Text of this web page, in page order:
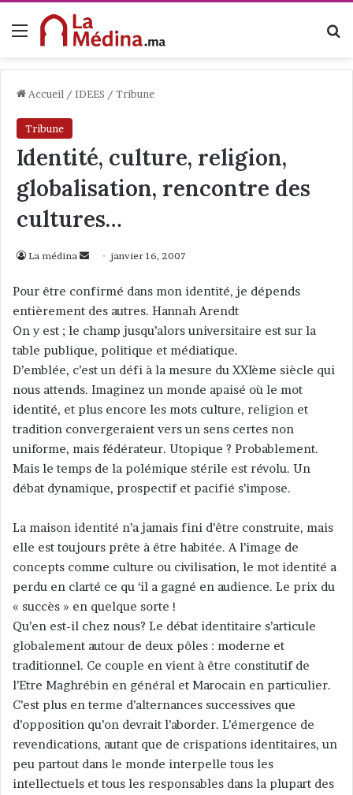
Menu
Accueil / IDEES / Tribune
Tribune
Identité, culture, religion,
globalisation, rencontre des
cultures…
La médina
v
o
y
e
r
u
n
c
o
u
janvier 16, 2007
Pour être confirmé dans mon identité, je dépends
entièrement des autres. Hannah Arendt
On y est ; le champ jusqu’alors universitaire est sur la
table publique, politique et médiatique.
D’emblée, c’est un défi à la mesure du XXIème siècle qui
nous attends. Imaginez un monde apaisé où le mot
identité, et plus encore les mots culture, religion et
tradition convergeraient vers un sens certes non
uniforme, mais fédérateur. Utopique ? Probablement.
Mais le temps de la polémique stérile est révolu. Un
débat dynamique, prospectif et pacifié s’impose.
La maison identité n’a jamais fini d’être construite, mais
elle est toujours prête à être habitée. A l’image de
concepts comme culture ou civilisation, le mot identité a
perdu en clarté ce qu ‘il a gagné en audience. Le prix du
« succès » en quelque sorte !
Qu’en est-il chez nous? Le débat identitaire s’articule
globalement autour de deux pôles : moderne et
traditionnel. Ce couple en vient à être constitutif de
l’Etre Maghrébin en général et Marocain en particulier.
C’est plus en terme d’alternances successives que
d’opposition qu’on devrait l’aborder. L’émergence de
revendications, autant que de crispations identitaires, un
peu partout dans le monde interpelle tous les
intellectuels et tous les responsables dans la plupart des